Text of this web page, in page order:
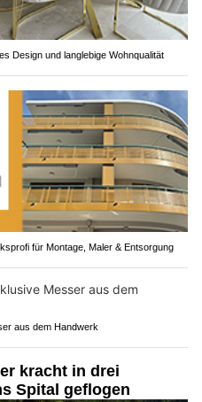
Design und langlebige Wohnqualität
für Montage, Maler & Entsorgung
aus dem Handwerk
kracht in drei
Spital geflogen